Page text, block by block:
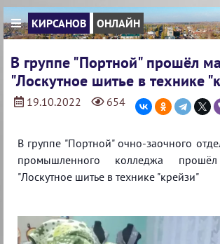
КИРСАНОВ ОНЛАЙН
В группе "Портной" прошёл
"Лоскутное шитье в технике
19.10.2022 654
В группе "Портной" очно-заочного
промышленного колледжа прошёл
"Лоскутное шитье в технике "крейзи"